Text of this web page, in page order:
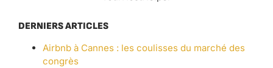
DERNIERS ARTICLES
Airbnb à Cannes : les coulisses du marché des
congrès